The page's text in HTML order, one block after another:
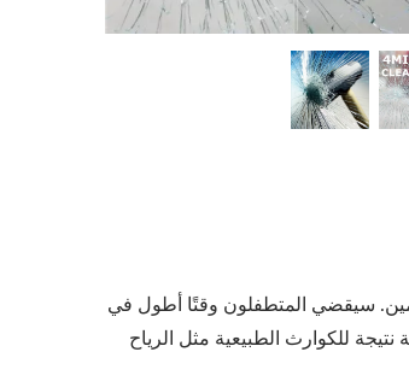
سيقضي المتطفلون وقتًا أطول في
للكوارث الطبيعية مثل الرياح